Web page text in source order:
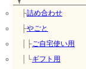
├詰め合わせ
├やごと
│├ご自宅使い用
│└ギフト用